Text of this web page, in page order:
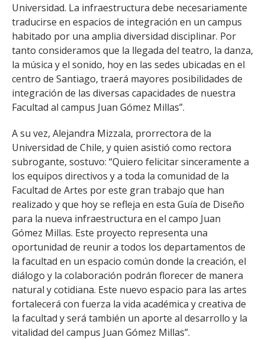
Universidad. La infraestructura debe necesariamente
traducirse en espacios de integración en un campus
habitado por una amplia diversidad disciplinar. Por
tanto consideramos que la llegada del teatro, la danza,
la música y el sonido, hoy en las sedes ubicadas en el
centro de Santiago, traerá mayores posibilidades de
integración de las diversas capacidades de nuestra
Facultad al campus Juan Gómez Millas”.
A su vez, Alejandra Mizzala, prorrectora de la
Universidad de Chile, y quien asistió como rectora
subrogante, sostuvo: “Quiero felicitar sinceramente a
los equipos directivos y a toda la comunidad de la
Facultad de Artes por este gran trabajo que han
realizado y que hoy se refleja en esta Guía de Diseño
para la nueva infraestructura en el campo Juan
Gómez Millas. Este proyecto representa una
oportunidad de reunir a todos los departamentos de
la facultad en un espacio común donde la creación, el
diálogo y la colaboración podrán florecer de manera
natural y cotidiana. Este nuevo espacio para las artes
fortalecerá con fuerza la vida académica y creativa de
la facultad y será también un aporte al desarrollo y la
vitalidad del campus Juan Gómez Millas”.